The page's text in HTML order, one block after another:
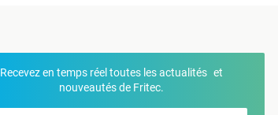
Recevez en temps réel toutes les actualités et
nouveautés de Fritec.